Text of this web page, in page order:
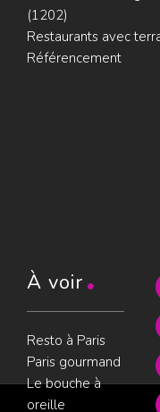
(1202)
Restaurants avec
Référencement
À voir
Resto à Paris
Paris gourmand
Le bouche à
oreille